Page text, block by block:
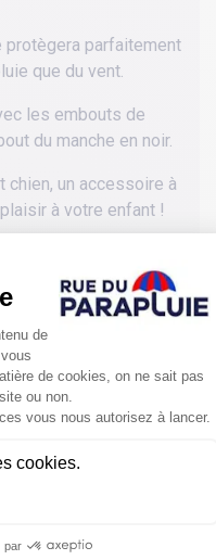
protègera parfaitement
que du vent.
les embouts de
du manche en noir.
chien, un accessoire à
à votre enfant !